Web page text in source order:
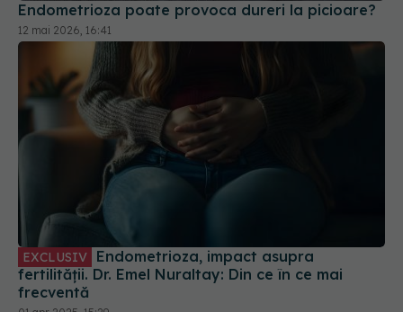
EXCLUSIV
fertilității. Dr. Emel Nuraltay: Din ce în ce mai
frecventă
01 apr 2025, 15:29